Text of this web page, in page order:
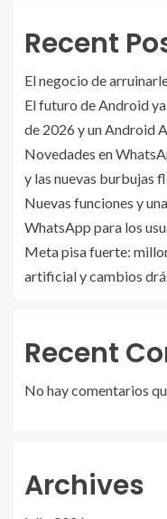
Recent
El negocio de
El futuro de Android
de 2026 y un Android
Novedades en
y las nuevas burbujas
Nuevas funciones y
WhatsApp para los
Meta pisa fuerte:
artificial y cambios
Recent
No hay comentarios
Archives